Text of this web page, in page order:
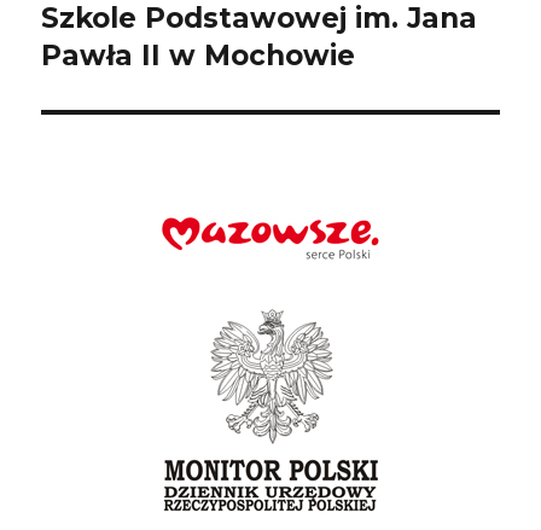
wpis:
Szkole Podstawowej im. Jana
Pawła II w Mochowie